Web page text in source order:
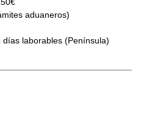
aduaneros)
laborables (Península)